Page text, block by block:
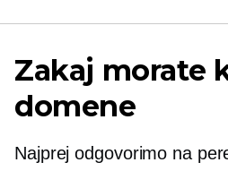
Zakaj morate
domene
Najprej odgovorimo na